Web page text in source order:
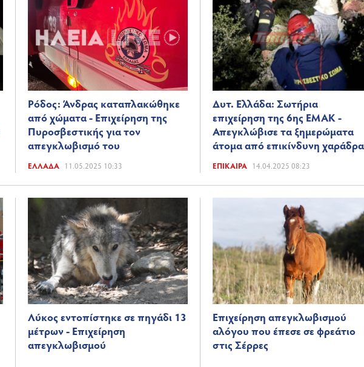
Ρόδος: Άνδρας καταπλακώθηκε
από χώματα - Επιχείρηση της
Πυροσβεστικής για τον
απεγκλωβισμό του
ΕΛΛΆΔΑ 11.05.2025 10:33
Δυτ. Ελλάδα: Σωτήρια
επιχείρηση της 6ης ΕΜΑΚ -
Απεγκλώβισε τα ξημερώματα
άτομα από επικίνδυνη χαράδρα
ΕΠΊΚΑΙΡΑ 14.04.2025 08:23
Λύκος εντοπίστηκε σε πηγάδι 13
μέτρων - Επιχείρηση
απεγκλωβισμού
Επιχείρηση απεγκλωβισμού
αλόγου που έπεσε σε φρεάτιο
στις Σέρρες